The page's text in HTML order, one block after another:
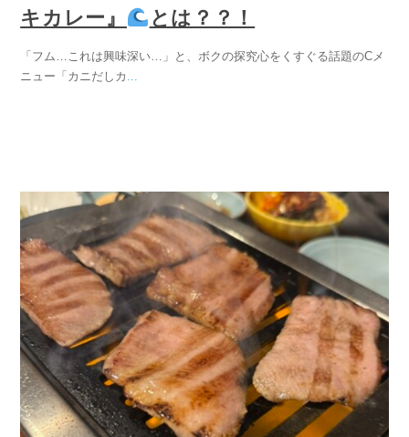
キカレー』
とは？？！
「フム…これは興味深い…」と、ボクの探究心をくすぐる話題のCメ
ニュー「カニだしカ